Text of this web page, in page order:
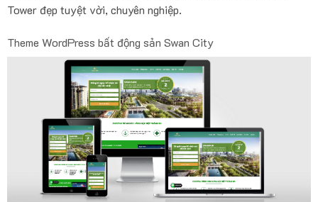
Tower đẹp tuyệt vời, chuyên nghiệp.
Theme WordPress bất động sản Swan City